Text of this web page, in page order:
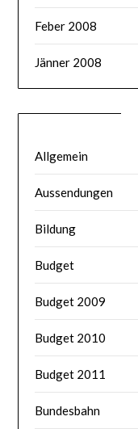
Feber 2008
Jänner 2008
Allgemein
Aussendungen
Bildung
Budget
Budget 2009
Budget 2010
Budget 2011
Bundesbahn